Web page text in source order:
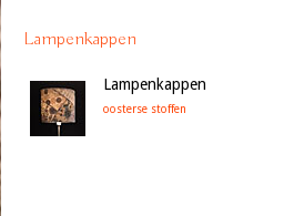
Lampenkappen
Lampenkappen
oosterse stoffen